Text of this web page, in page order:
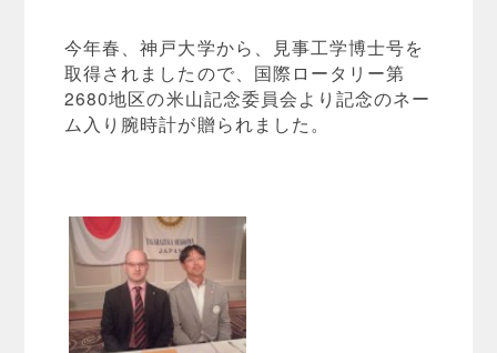
今年春、神戸大学から、見事工学博士号を
取得されましたので、国際ロータリー第
2680地区の米山記念委員会より記念のネー
ム入り腕時計が贈られました。